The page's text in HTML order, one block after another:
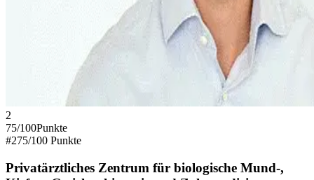
2
75/100Punkte
#275/100 Punkte
Privatärztliches Zentrum für biologische Mund-,